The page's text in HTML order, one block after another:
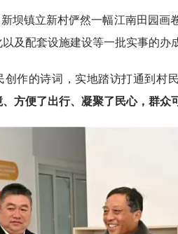
坝镇立新村俨然一幅江南田园画
及配套设施建设等一批实事的办
作的诗词，实地踏访打通到村
方便了出行、凝聚了民心，群众